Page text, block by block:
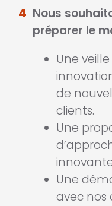
4 Nous
préparer le
Une
de
clients.
Une
Une
avec nos